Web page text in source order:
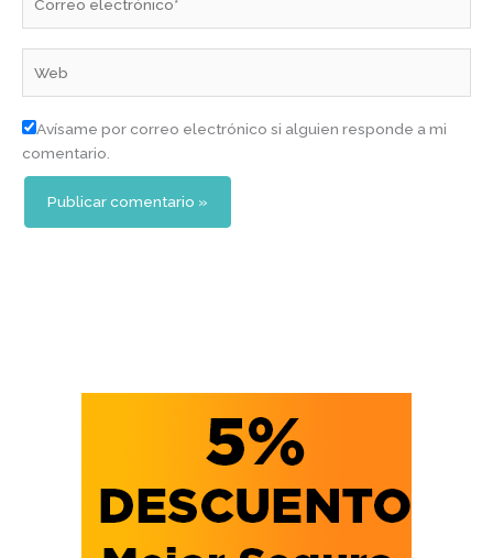
electrónico*
Avísame por correo electrónico si alguien responde a mi
comentario.